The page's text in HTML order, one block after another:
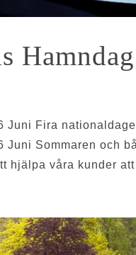
Juni Fira
Juni Sommaren och
hjälpa våra kunder